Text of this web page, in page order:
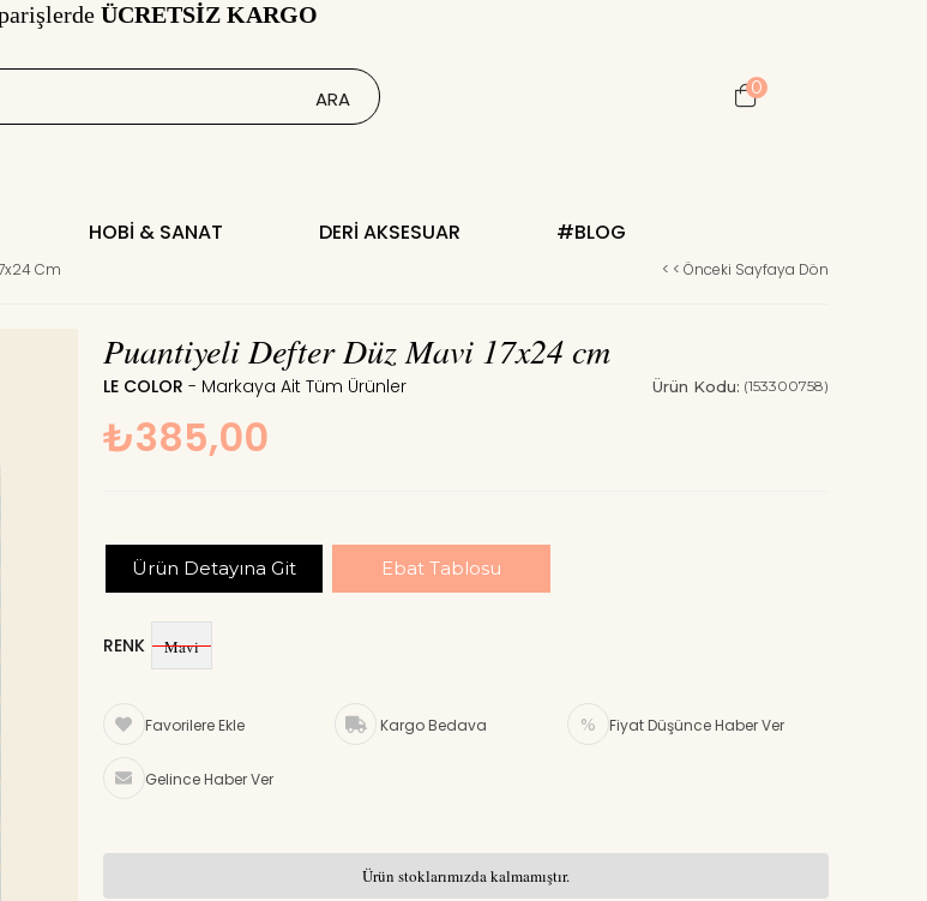
ÜCRETSİZ KARGO
0
HOBI & SANAT DERI AKSESUAR #BLOG
Cm < < Önceki Sayfaya Dön
Puantiyeli Defter Düz Mavi 17x24 cm
Ürün Kodu: (153300758)
LE COLOR
₺385,00
Ürün Detayına Git Ebat Tablosu
RENK Mavi
Favorilere Ekle Kargo Bedava Fiyat Düşünce Haber Ver
Gelince Haber Ver
Ürün stoklarımızda kalmamıştır.